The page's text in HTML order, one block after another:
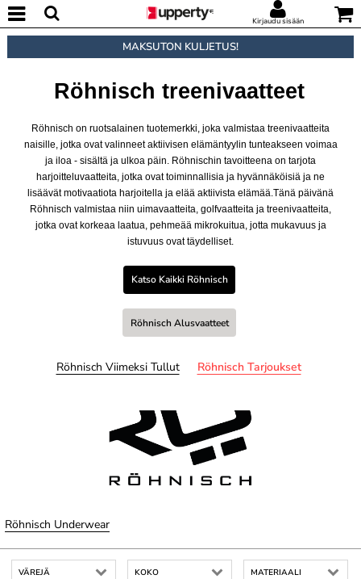
Kirjaudu sisään
MAKSUTON KULJETUS!
Röhnisch treenivaatteet
Röhnisch on ruotsalainen tuotemerkki, joka valmistaa treenivaatteita
naisille, jotka ovat valinneet aktiivisen elämäntyylin tunteakseen voimaa
ja iloa - sisältä ja ulkoa päin. Röhnischin tavoitteena on tarjota
harjoitteluvaatteita, jotka ovat toiminnallisia ja hyvännäköisiä ja ne
lisäävät motivaatiota harjoitella ja elää aktiivista elämää.Tänä päivänä
Röhnisch valmistaa niin uimavaatteita, golfvaatteita ja treenivaatteita,
jotka ovat korkeaa laatua, pehmeää mikrokuitua, jotta mukavuus ja
istuvuus ovat täydelliset.
Katso Kaikki Röhnisch
Röhnisch Alusvaatteet
Röhnisch Viimeksi Tullut Röhnisch Tarjoukset
Röhnisch Underwear
VÄREJÄ KOKO MATERIAALI